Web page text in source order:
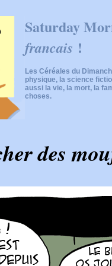
Saturday
francais !
Les Céréales du
physique, la science
aussi la vie, la mort, la
choses.
des